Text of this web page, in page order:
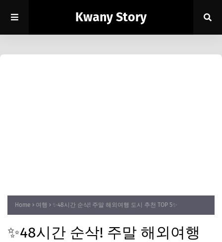
Kwany Story
Home 여행 ✨48시간 순삭! 주말 해외여행 도시 추천 TOP 5✨
✨48시간 순삭! 주말 해외여행